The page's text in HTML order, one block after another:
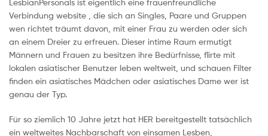
LesbianPersonals ist eigentlich eine frauenfreundliche
Verbindung website , die sich an Singles, Paare und Gruppen
wen richtet träumt davon, mit einer Frau zu werden oder sich
an einem Dreier zu erfreuen. Dieser intime Raum ermutigt
Männern und Frauen zu besitzen ihre Bedürfnisse, flirte mit
lokalen asiatischer Benutzer leben weltweit, und schauen Filter
finden ein asiatisches Mädchen oder asiatisches Dame wer ist
genau der Typ.
Für so ziemlich 10 Jahre jetzt hat HER bereitgestellt tatsächlich
ein weltweites Nachbarschaft von einsamen Lesben,